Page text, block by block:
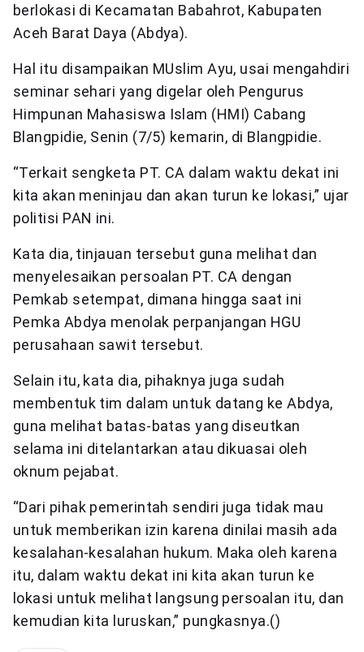
berlokasi di Kecamatan Babahrot, Kabupaten
Aceh Barat Daya (Abdya).
Hal itu disampaikan MUslim Ayu, usai mengahdiri
seminar sehari yang digelar oleh Pengurus
Himpunan Mahasiswa Islam (HMI) Cabang
Blangpidie, Senin (7/5) kemarin, di Blangpidie.
“Terkait sengketa PT. CA dalam waktu dekat ini
kita akan meninjau dan akan turun ke lokasi,” ujar
politisi PAN ini.
Kata dia, tinjauan tersebut guna melihat dan
menyelesaikan persoalan PT. CA dengan
Pemkab setempat, dimana hingga saat ini
Pemka Abdya menolak perpanjangan HGU
perusahaan sawit tersebut.
Selain itu, kata dia, pihaknya juga sudah
membentuk tim dalam untuk datang ke Abdya,
guna melihat batas-batas yang diseutkan
selama ini ditelantarkan atau dikuasai oleh
oknum pejabat.
“Dari pihak pemerintah sendiri juga tidak mau
untuk memberikan izin karena dinilai masih ada
kesalahan-kesalahan hukum. Maka oleh karena
itu, dalam waktu dekat ini kita akan turun ke
lokasi untuk melihat langsung persoalan itu, dan
kemudian kita luruskan,” pungkasnya.()